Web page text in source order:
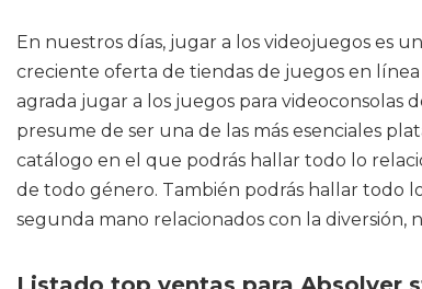
En nuestros días, jugar a los videojuegos es
creciente oferta de tiendas de juegos en
agrada jugar a los juegos para videoconsolas
presume de ser una de las más esenciales
catálogo en el que podrás hallar todo lo
de todo género. También podrás hallar todo
segunda mano relacionados con la